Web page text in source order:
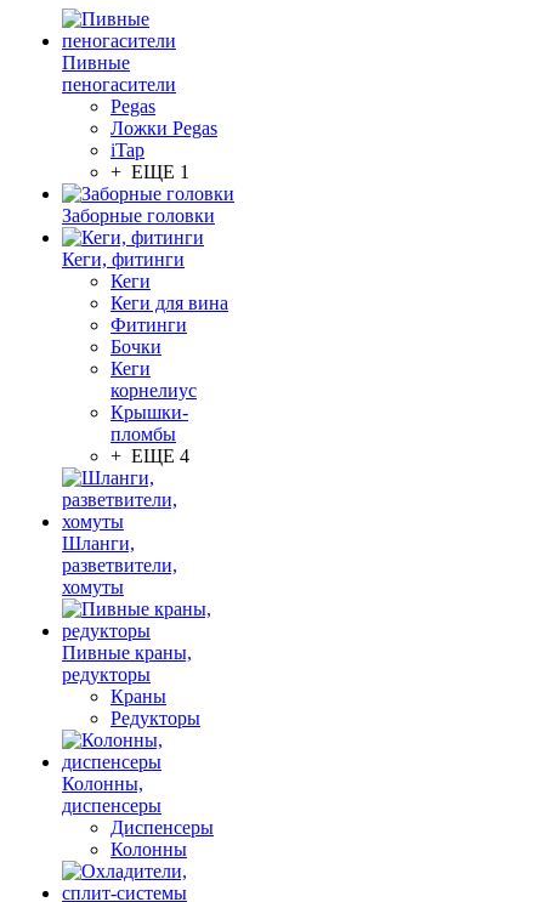
Пивные
пеногасители
Pegas
Ложки Pegas
iTap
+ ЕЩЕ 1
Заборные головки
Кеги, фитинги
Кеги
Кеги для вина
Фитинги
Бочки
Кеги
корнелиус
Крышки-
пломбы
+ ЕЩЕ 4
Шланги,
разветвители,
хомуты
Пивные краны,
редукторы
Краны
Редукторы
Колонны,
диспенсеры
Диспенсеры
Колонны